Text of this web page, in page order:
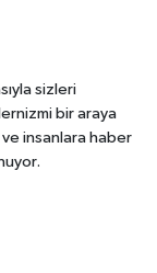
sizleri
bir araya
insanlara haber